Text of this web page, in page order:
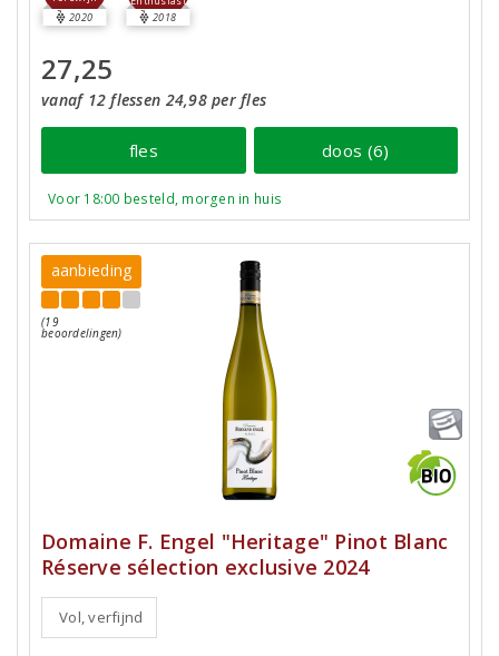
2020 2018
27,25
vanaf 12 flessen 24,98 per fles
fles doos (6)
Voor 18:00 besteld, morgen in huis
aanbieding
(19
beoordelingen)
Domaine F. Engel "Heritage" Pinot Blanc
Réserve sélection exclusive 2024
Vol, verfijnd